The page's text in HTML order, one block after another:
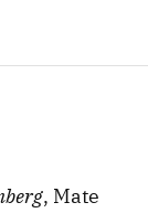
, Mate